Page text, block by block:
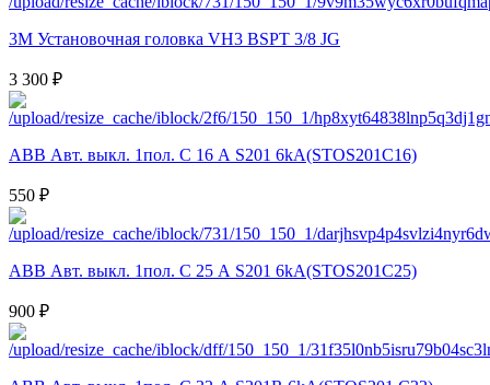
3M Установочная головка VH3 BSPT 3/8 JG
3 300 ₽
ABB Авт. выкл. 1пол. С 16 А S201 6kA(STOS201C16)
550 ₽
ABB Авт. выкл. 1пол. С 25 А S201 6kA(STOS201C25)
900 ₽